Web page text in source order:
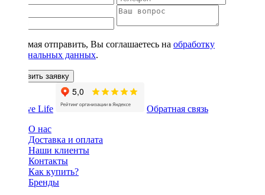
Нажимая отправить, Вы соглашаетесь на обработку
персональных данных.
Оставить заявку
Обратная связь
О нас
Доставка и оплата
Наши клиенты
Контакты
Как купить?
Бренды